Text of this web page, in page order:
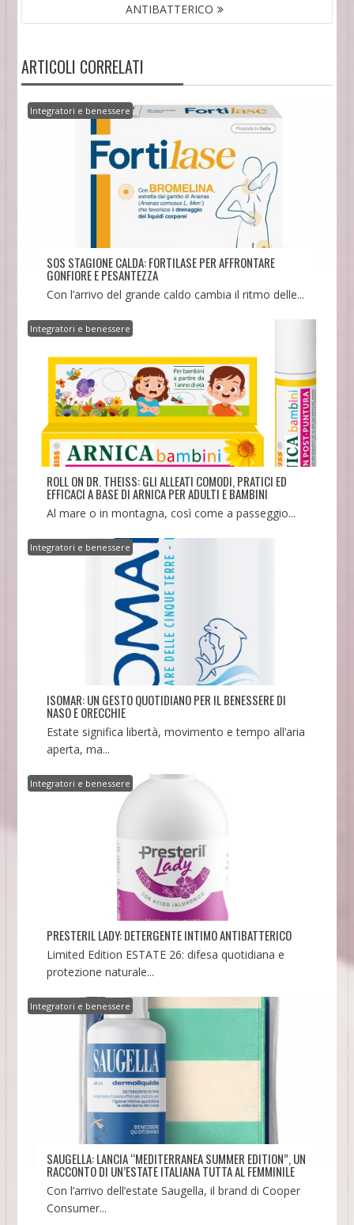
ANTIBATTERICO
ARTICOLI CORRELATI
Integratori e benessere
SOS STAGIONE CALDA: FORTILASE PER AFFRONTARE
GONFIORE E PESANTEZZA
Con l’arrivo del grande caldo cambia il ritmo delle...
Integratori e benessere
ROLL ON DR. THEISS: GLI ALLEATI COMODI, PRATICI ED
EFFICACI A BASE DI ARNICA PER ADULTI E BAMBINI
Al mare o in montagna, così come a passeggio...
Integratori e benessere
ISOMAR: UN GESTO QUOTIDIANO PER IL BENESSERE DI
NASO E ORECCHIE
Estate significa libertà, movimento e tempo all’aria
aperta, ma...
Integratori e benessere
PRESTERIL LADY: DETERGENTE INTIMO ANTIBATTERICO
Limited Edition ESTATE 26: difesa quotidiana e
protezione naturale...
Integratori e benessere
SAUGELLA: LANCIA “MEDITERRANEA SUMMER EDITION”, UN
RACCONTO DI UN’ESTATE ITALIANA TUTTA AL FEMMINILE
Con l’arrivo dell’estate Saugella, il brand di Cooper
Consumer...